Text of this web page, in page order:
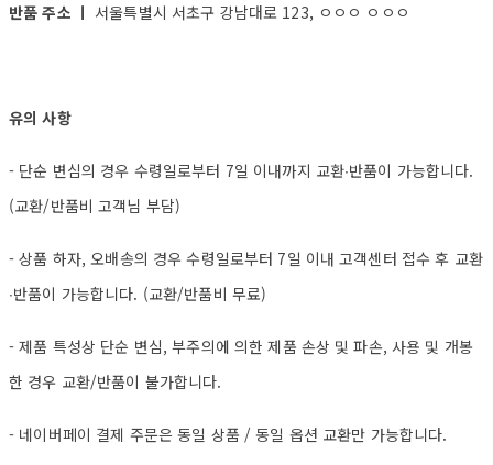
반품 주소 ㅣ 서울특별시 서초구 강남대로 123, ㅇㅇㅇ ㅇㅇㅇ
유의 사항
- 단순 변심의 경우 수령일로부터 7일 이내까지 교환∙반품이 가능합니다.
(교환/반품비 고객님 부담)
- 상품 하자, 오배송의 경우 수령일로부터 7일 이내 고객센터 접수 후 교환
∙반품이 가능합니다. (교환/반품비 무료)
- 제품 특성상 단순 변심, 부주의에 의한 제품 손상 및 파손, 사용 및 개봉
한 경우 교환/반품이 불가합니다.
- 네이버페이 결제 주문은 동일 상품 / 동일 옵션 교환만 가능합니다.